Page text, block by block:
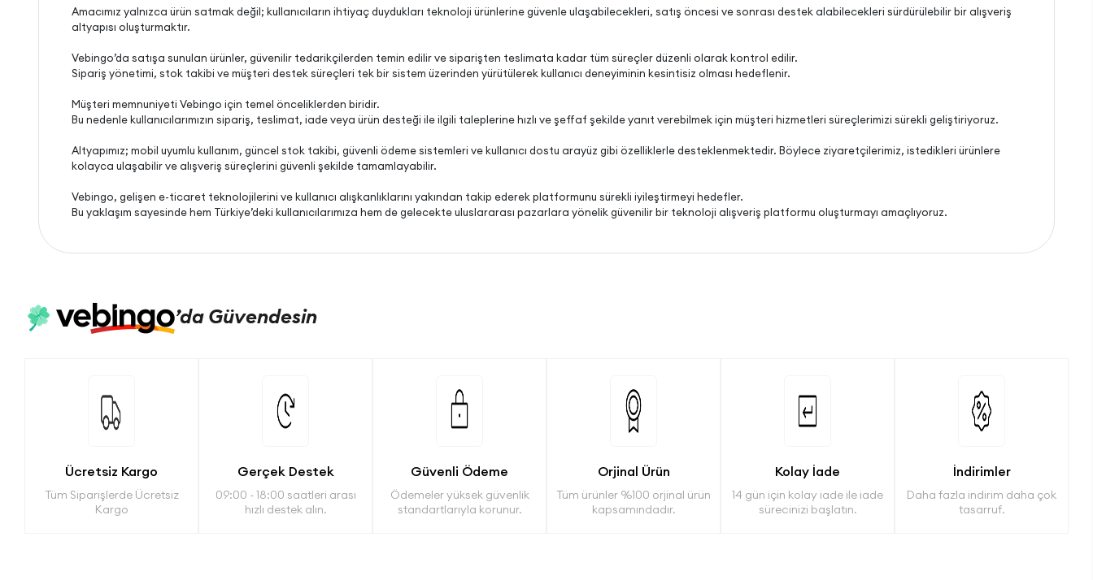
Amacımız yalnızca ürün satmak değil; kullanıcıların ihtiyaç duydukları teknoloji ürünlerine güvenle ulaşabilecekleri, satış öncesi ve sonrası destek alabilecekleri sürdürülebilir bir alışveriş
altyapısı oluşturmaktır.
Vebingo’da satışa sunulan ürünler, güvenilir tedarikçilerden temin edilir ve siparişten teslimata kadar tüm süreçler düzenli olarak kontrol edilir.
Sipariş yönetimi, stok takibi ve müşteri destek süreçleri tek bir sistem üzerinden yürütülerek kullanıcı deneyiminin kesintisiz olması hedeflenir.
Müşteri memnuniyeti Vebingo için temel önceliklerden biridir.
Bu nedenle kullanıcılarımızın sipariş, teslimat, iade veya ürün desteği ile ilgili taleplerine hızlı ve şeffaf şekilde yanıt verebilmek için müşteri hizmetleri süreçlerimizi sürekli geliştiriyoruz.
Altyapımız; mobil uyumlu kullanım, güncel stok takibi, güvenli ödeme sistemleri ve kullanıcı dostu arayüz gibi özelliklerle desteklenmektedir. Böylece ziyaretçilerimiz, istedikleri ürünlere
kolayca ulaşabilir ve alışveriş süreçlerini güvenli şekilde tamamlayabilir.
Vebingo, gelişen e-ticaret teknolojilerini ve kullanıcı alışkanlıklarını yakından takip ederek platformunu sürekli iyileştirmeyi hedefler.
Bu yaklaşım sayesinde hem Türkiye’deki kullanıcılarımıza hem de gelecekte uluslararası pazarlara yönelik güvenilir bir teknoloji alışveriş platformu oluşturmayı amaçlıyoruz.
’da Güvendesin
Ücretsiz Kargo
Tüm Siparişlerde Ücretsiz
Kargo
Gerçek Destek
09:00 - 18:00 saatleri arası
hızlı destek alın.
Güvenli Ödeme
Ödemeler yüksek güvenlik
standartlarıyla korunur.
Orjinal Ürün
Tüm ürünler %100 orjinal ürün
kapsamındadır.
Kolay İade
14 gün için kolay iade ile iade
sürecinizi başlatın.
İndirimler
Daha fazla indirim daha çok
tasarruf.